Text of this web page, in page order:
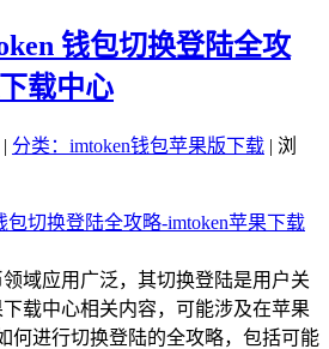
钱包切换登陆全攻
载中心
分类：imtoken钱包苹果版下载 | 浏
域应用广泛，其切换登陆是用户关
载中心相关内容，可能涉及在苹果
何进行切换登陆的全攻略，包括可能